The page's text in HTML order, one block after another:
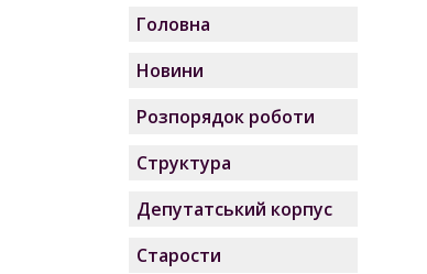
Головна
Новини
Розпорядок роботи
Структура
Депутатський корпус
Старости